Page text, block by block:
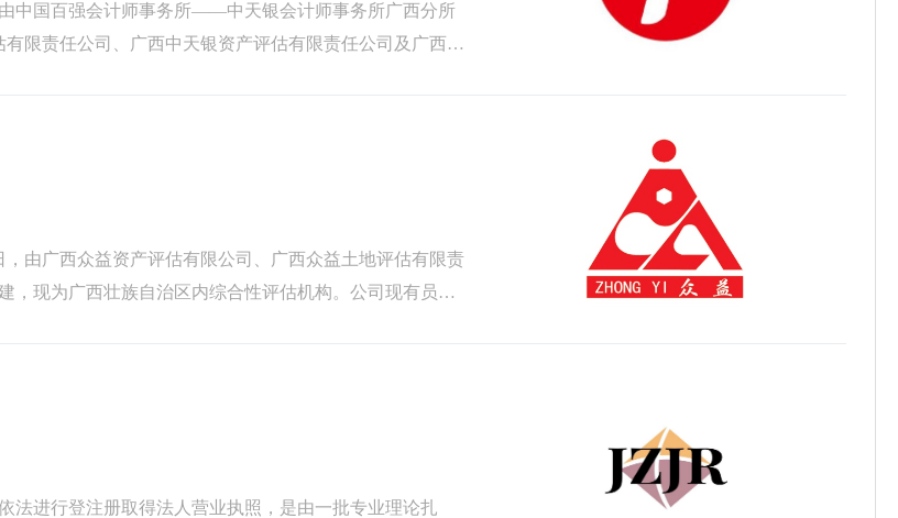
中国百强会计师事务所——中天银会计师事务所广西分所
限责任公司、广西中天银资产评估有限责任公司及广西中
由广西众益资产评估有限公司、广西众益土地评估有限责
，现为广西壮族自治区内综合性评估机构。公司现有员工
法进行登注册取得法人营业执照，是由一批专业理论扎